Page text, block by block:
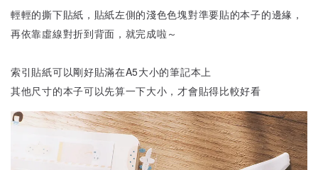
輕輕的撕下貼紙，貼紙左側的淺色色塊對準要貼的本子的邊緣，
再依靠虛線對折到背面，就完成啦～
索引貼紙可以剛好貼滿在A5大小的筆記本上
其他尺寸的本子可以先算一下大小，才會貼得比較好看